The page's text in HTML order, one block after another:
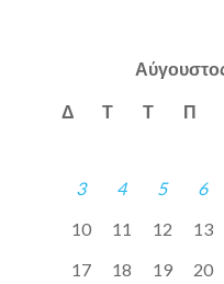
Δ Τ Τ Π
3
4 5 6
10
11 12 13
17
18 19 20